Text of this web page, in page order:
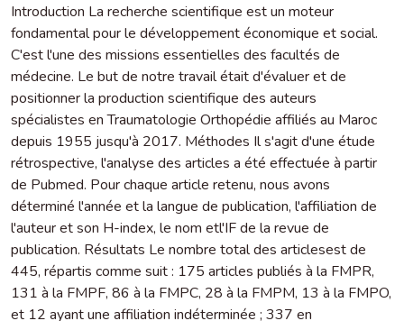
Introduction La recherche scientifique est un moteur
fondamental pour le développement économique et social.
C'est l'une des missions essentielles des facultés de
médecine. Le but de notre travail était d'évaluer et de
positionner la production scientifique des auteurs
spécialistes en Traumatologie Orthopédie affiliés au Maroc
depuis 1955 jusqu'à 2017. Méthodes Il s'agit d'une étude
rétrospective, l'analyse des articles a été effectuée à partir
de Pubmed. Pour chaque article retenu, nous avons
déterminé l'année et la langue de publication, l'affiliation de
l'auteur et son H-index, le nom etl'IF de la revue de
publication. Résultats Le nombre total des articlesest de
445, répartis comme suit : 175 articles publiés à la FMPR,
131 à la FMPF, 86 à la FMPC, 28 à la FMPM, 13 à la FMPO,
et 12 ayant une affiliation indéterminée ; 337 en